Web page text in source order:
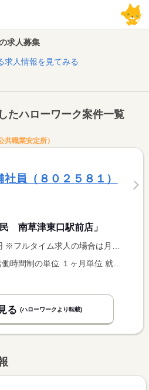
求人募集
求人情報を見てみる
たハローワーク案件一覧
職業安定所）
社員（８０２５８１）
南草津東口駅前店」
額（換算額）、パート求人の場合は時間額を表示しています。
る (ハローワークより転載)